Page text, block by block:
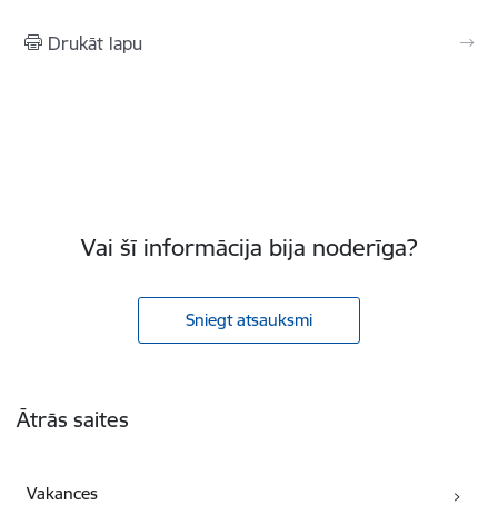
Drukāt lapu
Vai šī informācija bija noderīga?
Sniegt atsauksmi
Ātrās saites
Vakances